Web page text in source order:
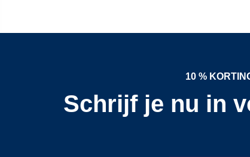
10 %
Schrijf je nu in